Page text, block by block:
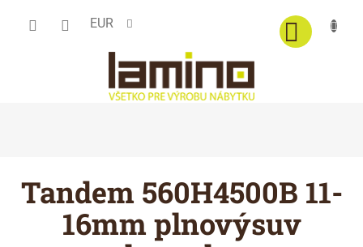
EUR
Tandem 560H4500B 11-
16mm plnovýsuv